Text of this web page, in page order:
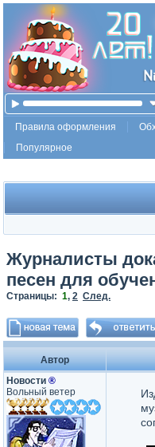
Правила оформления
Популярное
Журналисты
песен для
Страницы: 1, 2 След.
Автор
Новости ®
Вольный ветер